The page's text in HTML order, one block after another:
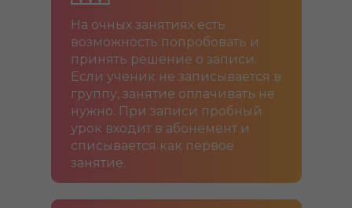
На очных занятиях есть
возможность попробовать и
принять решение о записи.
Если ученик не записывается в
группу, занятие оплачивать не
нужно. При записи пробный
урок входит в абонемент и
списывается как первое
занятие.